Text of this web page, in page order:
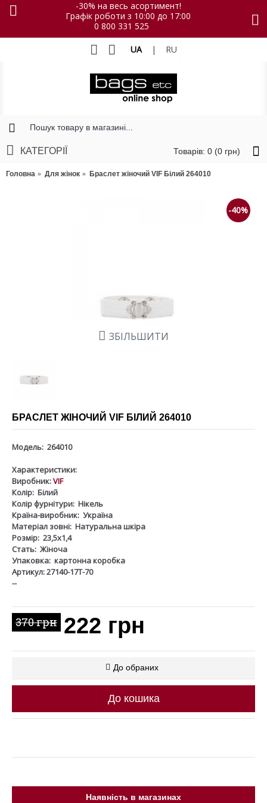
-30% на весь асортимент!
Графік роботи з 10:00 до 17:00
0 800 331 525
UA | RU
Товарів: 0 (0 грн)
КАТЕГОРІЇ
Головна Для жінок Браслет жіночий VIF Білий 264010
-40%
ЗБІЛЬШИТИ
БРАСЛЕТ ЖІНОЧИЙ VIF БІЛИЙ 264010
Модель: 264010
Характеристики:
Виробник:VIF
Колір: Білий
Колір фурнітури: Нікель
Країна-виробник: Україна
Матеріал зовні: Натуральна шкіра
Розмір: 23,5х1,4
Стать: Жіноча
Упаковка: картонна коробка
Артикул: 27140-17Т-70
--
370 грн 222 грн
До обраних
До кошика
Наявність в магазинах